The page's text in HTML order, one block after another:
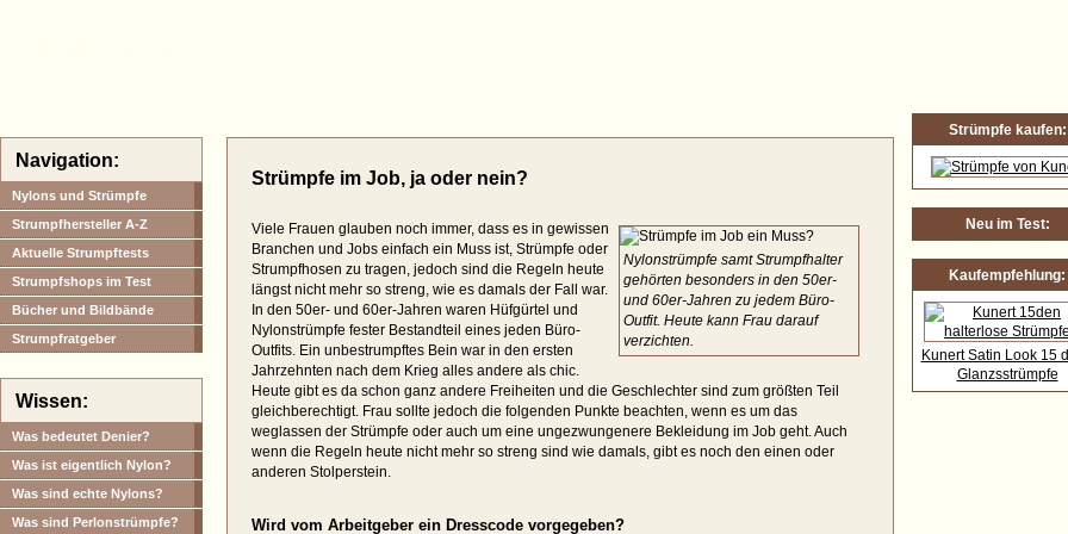
Strümpfe im Job, ja oder nein?
Nylonstrümpfe samt Strumpfhalter
gehörten besonders in den 50er-
und 60er-Jahren zu jedem Büro-
Outfit. Heute kann Frau darauf
verzichten.
Viele Frauen glauben noch immer, dass es in gewissen
Branchen und Jobs einfach ein Muss ist, Strümpfe oder
Strumpfhosen zu tragen, jedoch sind die Regeln heute
längst nicht mehr so streng, wie es damals der Fall war.
In den 50er- und 60er-Jahren waren Hüfgürtel und
Nylonstrümpfe fester Bestandteil eines jeden Büro-
Outfits. Ein unbestrumpftes Bein war in den ersten
Jahrzehnten nach dem Krieg alles andere als chic.
Heute gibt es da schon ganz andere Freiheiten und die Geschlechter sind zum größten Teil
gleichberechtigt. Frau sollte jedoch die folgenden Punkte beachten, wenn es um das
weglassen der Strümpfe oder auch um eine ungezwungenere Bekleidung im Job geht. Auch
wenn die Regeln heute nicht mehr so streng sind wie damals, gibt es noch den einen oder
anderen Stolperstein.
Wird vom Arbeitgeber ein Dresscode vorgegeben?
Navigation:
Nylons und Strümpfe
Strumpfhersteller A-Z
Aktuelle Strumpftests
Strumpfshops im Test
Bücher und Bildbände
Strumpfratgeber
Wissen:
Was bedeutet Denier?
Was ist eigentlich Nylon?
Was sind echte Nylons?
Was sind Perlonstrümpfe?
Strümpfe kaufen:
Neu im Test:
Kaufempfehlung:
Kunert Satin Look 15
Glanzsstrümpfe